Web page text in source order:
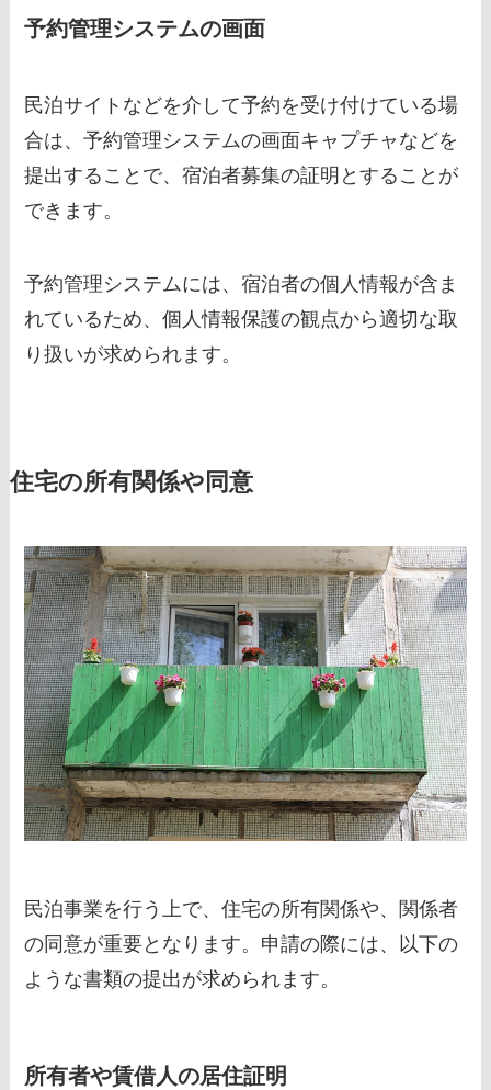
予約管理システムの画面
民泊サイトなどを介して予約を受け付けている場
合は、予約管理システムの画面キャプチャなどを
提出することで、宿泊者募集の証明とすることが
できます。
予約管理システムには、宿泊者の個人情報が含ま
れているため、個人情報保護の観点から適切な取
り扱いが求められます。
住宅の所有関係や同意
民泊事業を行う上で、住宅の所有関係や、関係者
の同意が重要となります。申請の際には、以下の
ような書類の提出が求められます。
所有者や賃借人の居住証明